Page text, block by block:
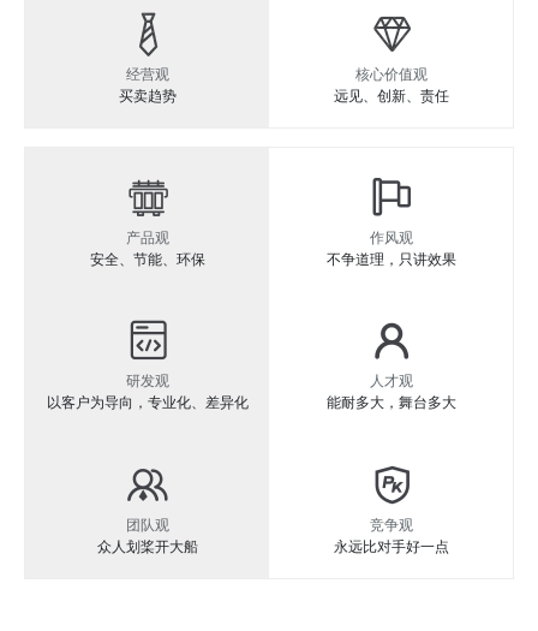
经营观
买卖趋势
核心价值观
远见、创新、责任
产品观
安全、节能、环保
作风观
不争道理，只讲效果
研发观
以客户为导向，专业化、差异化
人才观
能耐多大，舞台多大
团队观
众人划桨开大船
竞争观
永远比对手好一点